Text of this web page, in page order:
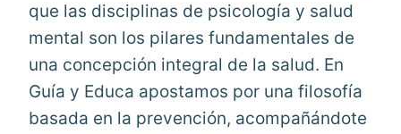
que las disciplinas de psicología y salud
mental son los pilares fundamentales de
una concepción integral de la salud. En
Guía y Educa apostamos por una filosofía
basada en la prevención, acompañándote